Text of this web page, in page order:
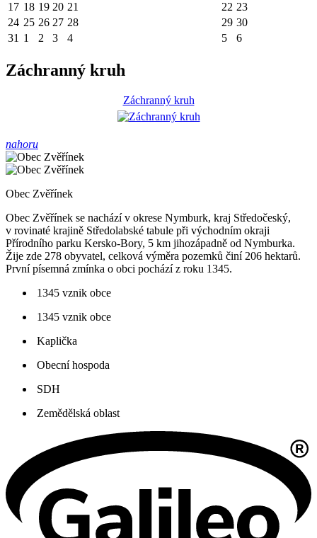
17 18 19 20 21 22 23
24 25 26 27 28 29 30
31 1 2 3 4 5 6
Záchranný kruh
Záchranný kruh
nahoru
Obec Zvěřínek
Obec Zvěřínek se nachází v okrese Nymburk, kraj Středočeský,
v rovinaté krajině Středolabské tabule při východním okraji
Přírodního parku Kersko-Bory, 5 km jihozápadně od Nymburka.
Žije zde 278 obyvatel, celková výměra pozemků činí 206 hektarů.
První písemná zmínka o obci pochází z roku 1345.
1345 vznik obce
1345 vznik obce
Kaplička
Obecní hospoda
SDH
Zemědělská oblast